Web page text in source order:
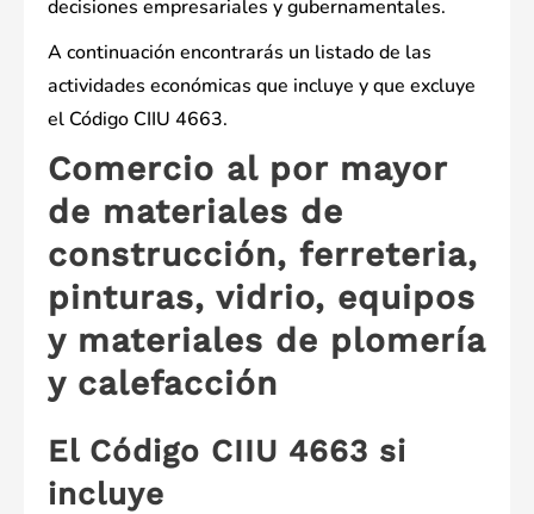
decisiones empresariales y gubernamentales.
A continuación encontrarás un listado de las
actividades económicas que incluye y que excluye
el Código CIIU 4663.
Comercio al por mayor
de materiales de
construcción, ferreteria,
pinturas, vidrio, equipos
y materiales de plomería
y calefacción
El Código CIIU 4663 si
incluye